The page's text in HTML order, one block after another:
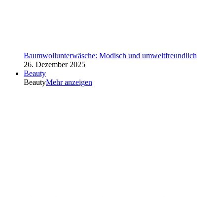
Baumwollunterwäsche: Modisch und umweltfreundlich
26. Dezember 2025
Beauty
BeautyMehr anzeigen